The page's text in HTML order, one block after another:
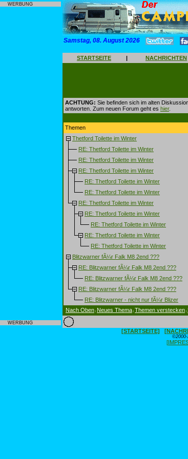
WERBUNG
WERBUNG
Samstag, 08. August 2026
STARTSEITE | NACHRICHTEN
ACHTUNG: Sie befinden sich im alten
antworten. Zum neuen Forum geht es hier.
Themen
Thetford Toilette im Winter
RE: Thetford Toilette im Winter
RE: Thetford Toilette im Winter
RE: Thetford Toilette im Winter
RE: Thetford Toilette im Winter
RE: Thetford Toilette im Winter
RE: Thetford Toilette im Winter
RE: Thetford Toilette im Winter
RE: Thetford Toilette im Winter
RE: Thetford Toilette im Winter
RE: Thetford Toilette im Winter
Blitzwarner fÃ¼r Falk M8 2end ???
RE: Blitzwarner fÃ¼r Falk M8 2end ???
RE: Blitzwarner fÃ¼r Falk M8 2end ???
RE: Blitzwarner fÃ¼r Falk M8 2end ???
RE: Blitzwarner - nicht nur fÃ¼r Blizer
Nach Oben | Neues Thema | Themen verstecken |
[STARTSEITE]
©2000-